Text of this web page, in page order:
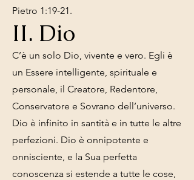
Pietro 1:19-21.
II. Dio
C’è un solo Dio, vivente e vero. Egli è
un Essere intelligente, spirituale e
personale, il Creatore, Redentore,
Conservatore e Sovrano dell’universo.
Dio è infinito in santità e in tutte le altre
perfezioni. Dio è onnipotente e
onnisciente, e la Sua perfetta
conoscenza si estende a tutte le cose,